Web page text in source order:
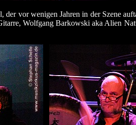
vor wenigen Jahren in der Szene
Wolfgang Barkowski aka Alien